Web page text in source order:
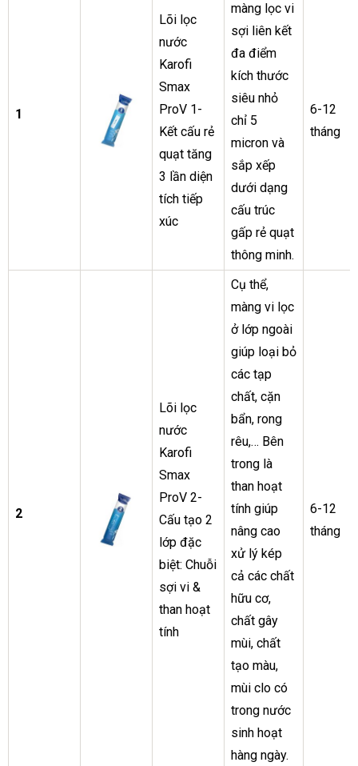
1
Lõi lọc
nước
Karofi
Smax
ProV 1-
Kết cấu rẻ
quạt tăng
3 lần diện
tích tiếp
xúc
màng lọc vi
sợi liên kết
đa điểm
kích thước
siêu nhỏ
chỉ 5
micron và
sắp xếp
dưới dạng
cấu trúc
gấp rẻ quạt
thông minh.
6-12
tháng
2
Lõi lọc
nước
Karofi
Smax
ProV 2-
Cấu tạo 2
lớp đặc
biệt: Chuỗi
sợi vi &
than hoạt
tính
Cụ thể,
màng vi lọc
ở lớp ngoài
giúp loại bỏ
các tạp
chất, cặn
bẩn, rong
rêu,… Bên
trong là
than hoạt
tính giúp
nâng cao
xử lý kép
cả các chất
hữu cơ,
chất gây
mùi, chất
tạo màu,
mùi clo có
trong nước
sinh hoạt
hàng ngày.
6-12
tháng